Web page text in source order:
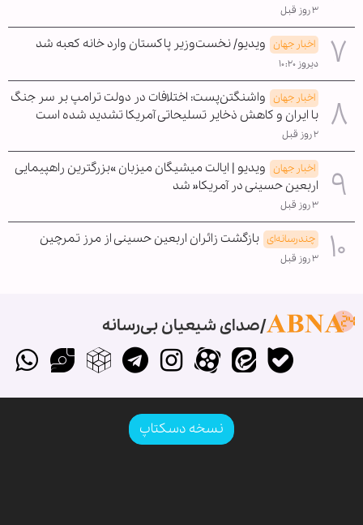
۳ روز قبل
اخبار جهان ویدیو/ نخست‌وزیر پاکستان وارد خانه کعبه شد
دیروز ۱۰:۲۰
اخبار جهان واشنگتن‌پست: اختلافات در دولت ترامپ بر سر جنگ
با ایران و کاهش ذخایر تسلیحاتی آمریکا تشدید شده است
۲ روز قبل
اخبار جهان ویدیو | ایالت میشیگان میزبان »بزرگترین راهپیمایی
اربعین حسینی در آمریکا« شد
۳ روز قبل
چندرسانه‌ای بازگشت زائران اربعین حسینی از مرز تمرچین
۳ روز قبل
صدای شیعیان بی‌رسانه
نسخه دسکتاپ